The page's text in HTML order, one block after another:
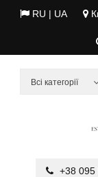
RU | UA
Всі категорії
+38 095